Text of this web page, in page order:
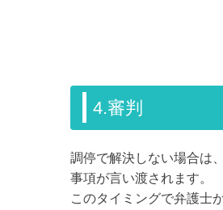
4.審判
調停で解決しない場合は
事項が言い渡されます。
このタイミングで弁護士